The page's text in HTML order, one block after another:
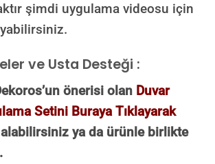
şimdi uygulama videosu için
ve Usta Desteği :
önerisi olan Duvar
Setini Buraya Tıklayarak
ya da ürünle birlikte